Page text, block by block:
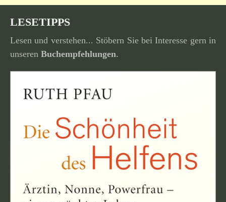
LESETIPPS
Lesen und verstehen... Stöbern Sie bei Interesse gern in
unseren Buchempfehlungen.